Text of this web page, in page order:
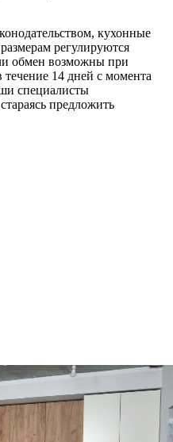
кухонные
регулируются
обмен возможны при
течение 14 дней с момента
специалисты
предложить